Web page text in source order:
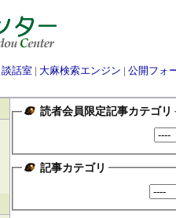
談話室 | 大麻検索エンジン | 公開フォ
読者会員限定記事カテゴリ
記事カテゴリ